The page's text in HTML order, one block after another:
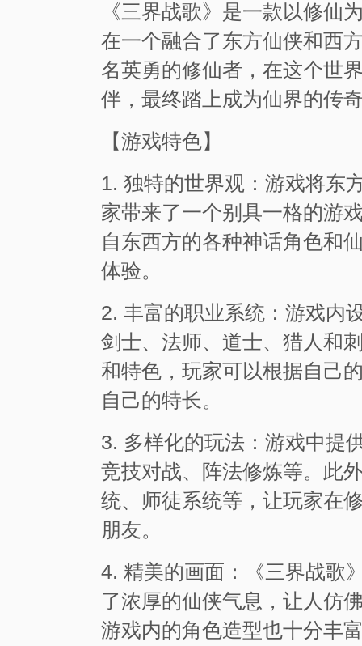
《三界战歌》是一款以修仙
在一个融合了东方仙侠和西
名英勇的修仙者，在这个世
伴，最终踏上成为仙界的传
【游戏特色】
1. 独特的世界观：游戏将东
家带来了一个别具一格的游
自东西方的各种神话角色和
体验。
2. 丰富的职业系统：游戏内
剑士、法师、道士、猎人和
和特色，玩家可以根据自己
自己的特长。
3. 多样化的玩法：游戏中提
竞技对战、阵法修炼等。此
统、师徒系统等，让玩家在
朋友。
4. 精美的画面：《三界战歌
了浓厚的仙侠气息，让人仿
游戏内的角色造型也十分丰